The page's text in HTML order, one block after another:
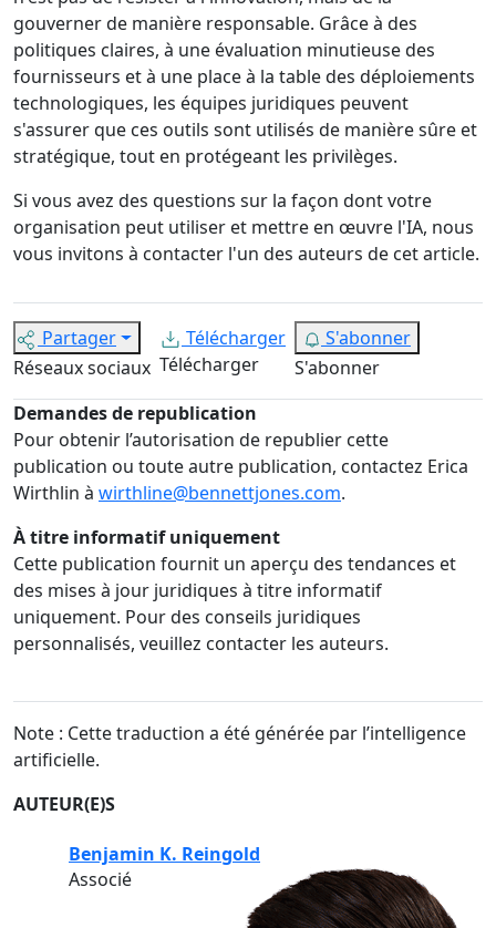
gouverner de manière responsable. Grâce à des
politiques claires, à une évaluation minutieuse des
fournisseurs et à une place à la table des déploiements
technologiques, les équipes juridiques peuvent
s'assurer que ces outils sont utilisés de manière sûre et
stratégique, tout en protégeant les privilèges.
Si vous avez des questions sur la façon dont votre
organisation peut utiliser et mettre en œuvre l'IA, nous
vous invitons à contacter l'un des auteurs de cet article.
Partager
Réseaux sociaux
Télécharger
Télécharger
S'abonner
S'abonner
Demandes de republication
Pour obtenir l’autorisation de republier cette
publication ou toute autre publication, contactez Erica
Wirthlin à wirthline@bennettjones.com.
À titre informatif uniquement
Cette publication fournit un aperçu des tendances et
des mises à jour juridiques à titre informatif
uniquement. Pour des conseils juridiques
personnalisés, veuillez contacter les auteurs.
Note : Cette traduction a été générée par l’intelligence
artificielle.
AUTEUR(E)S
Benjamin K. Reingold
Associé